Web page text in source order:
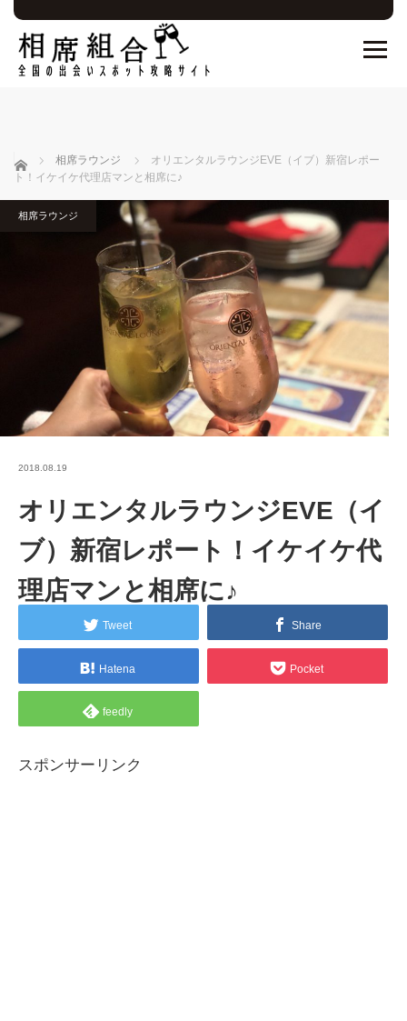
ホーム 相席ラウンジ
オリエンタルラウンジEVE（イブ）新宿レポー
ト！イケイケ代理店マンと相席に♪
相席ラウンジ
2018.08.19
オリエンタルラウンジEVE（イ
ブ）新宿レポート！イケイケ代
理店マンと相席に♪
Tweet Share
Hatena Pocket
feedly
スポンサーリンク